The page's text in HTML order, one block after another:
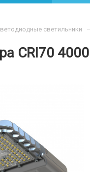
CRI70
светильники